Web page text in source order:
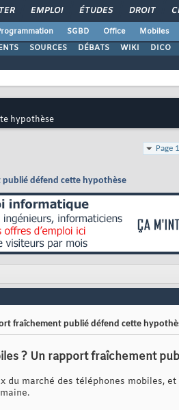
EMPLOI ÉTUDES DROIT
SGBD Office Mobiles
SOURCES DÉBATS WIKI DICO
hypothèse
Page
publié défend cette hypothèse
fraîchement publié défend cette
? Un rapport fraîchement
marché des téléphones mobiles,